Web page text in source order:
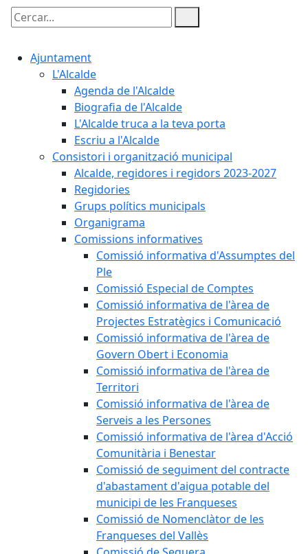
Cercar:
Ajuntament
L'Alcalde
Agenda de l'Alcalde
Biografia de l'Alcalde
L'Alcalde truca a la teva porta
Escriu a l'Alcalde
Consistori i organització municipal
Alcalde, regidores i regidors 2023-2027
Regidories
Grups polítics municipals
Organigrama
Comissions informatives
Comissió informativa d'Assumptes del
Ple
Comissió Especial de Comptes
Comissió informativa de l'àrea de
Projectes Estratègics i Comunicació
Comissió informativa de l'àrea de
Govern Obert i Economia
Comissió informativa de l'àrea de
Territori
Comissió informativa de l'àrea de
Serveis a les Persones
Comissió informativa de l'àrea d'Acció
Comunitària i Benestar
Comissió de seguiment del contracte
d'abastament d'aigua potable del
municipi de les Franqueses
Comissió de Nomenclàtor de les
Franqueses del Vallès